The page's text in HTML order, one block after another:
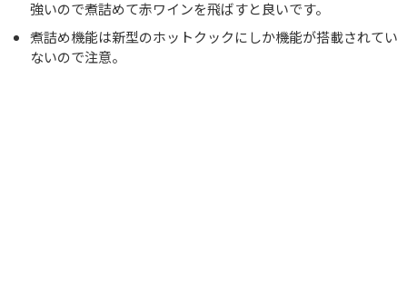
強いので煮詰めて赤ワインを飛ばすと良いです。
煮詰め機能は新型のホットクックにしか機能が搭載されてい
ないので注意。